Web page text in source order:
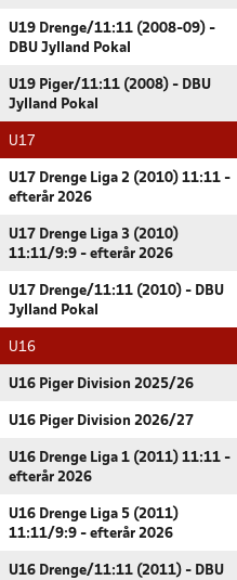
U19 Drenge/11:11 (2008-09) -
DBU Jylland Pokal
U19 Piger/11:11 (2008) - DBU
Jylland Pokal
U17
U17 Drenge Liga 2 (2010) 11:11 -
efterår 2026
U17 Drenge Liga 3 (2010)
11:11/9:9 - efterår 2026
U17 Drenge/11:11 (2010) - DBU
Jylland Pokal
U16
U16 Piger Division 2025/26
U16 Piger Division 2026/27
U16 Drenge Liga 1 (2011) 11:11 -
efterår 2026
U16 Drenge Liga 5 (2011)
11:11/9:9 - efterår 2026
U16 Drenge/11:11 (2011) - DBU